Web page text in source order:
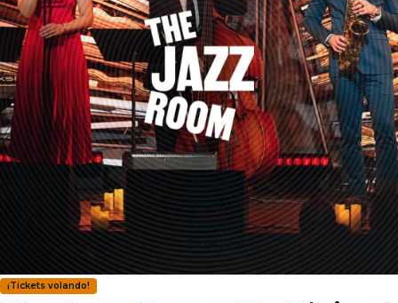
Image 1
Image 2
Image 3
Image 4
¡Tickets volando!